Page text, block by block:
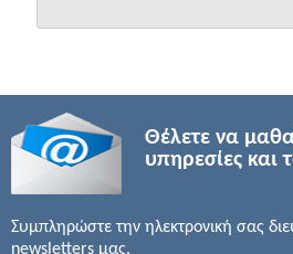
Θέλετε να
υπηρεσίες και
Συμπληρώστε την ηλεκτρονική σας
newsletters μας.